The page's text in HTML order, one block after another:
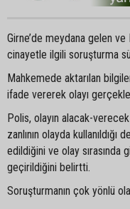
Girne’de meydana gelen ve
cinayetle ilgili soruşturma
Mahkemede aktarılan
ifade vererek olayı
Polis, olayın alacak-verecek
zanlının olayda
edildiğini ve olay sırasında
geçirildiğini belirtti.
Soruşturmanın çok yönlü